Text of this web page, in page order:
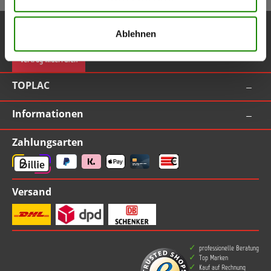
Ablehnen
Service-Hotline
Vertrag widerrufen
TOPLAC
Informationen
Zahlungsarten
Versand
professionelle Beratung
Top Marken
Kauf auf Rechnung